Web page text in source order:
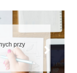
mieszkań